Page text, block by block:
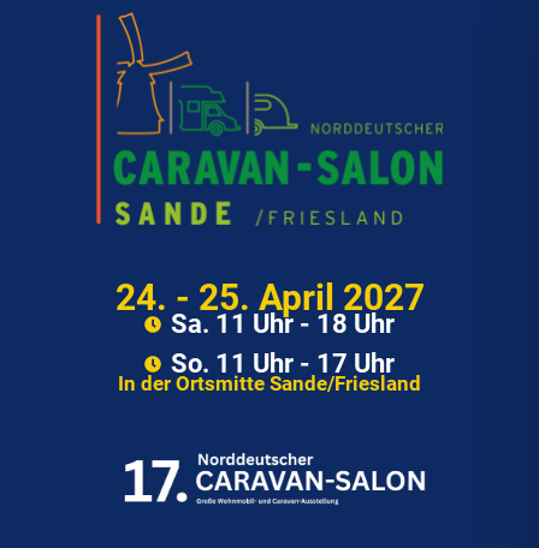
24. - 25. April 2027
Sa. 11 Uhr - 18 Uhr
So. 11 Uhr - 17 Uhr
In der Ortsmitte Sande/Friesland